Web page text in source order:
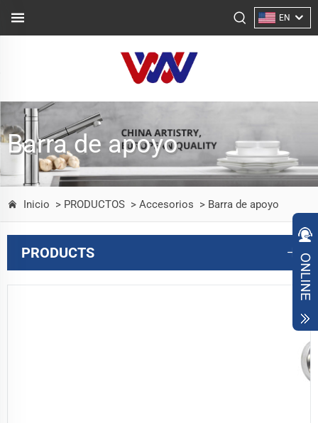
EN
Barra de apoyo
Inicio > PRODUCTOS > Accesorios > Barra de apoyo
PRODUCTS